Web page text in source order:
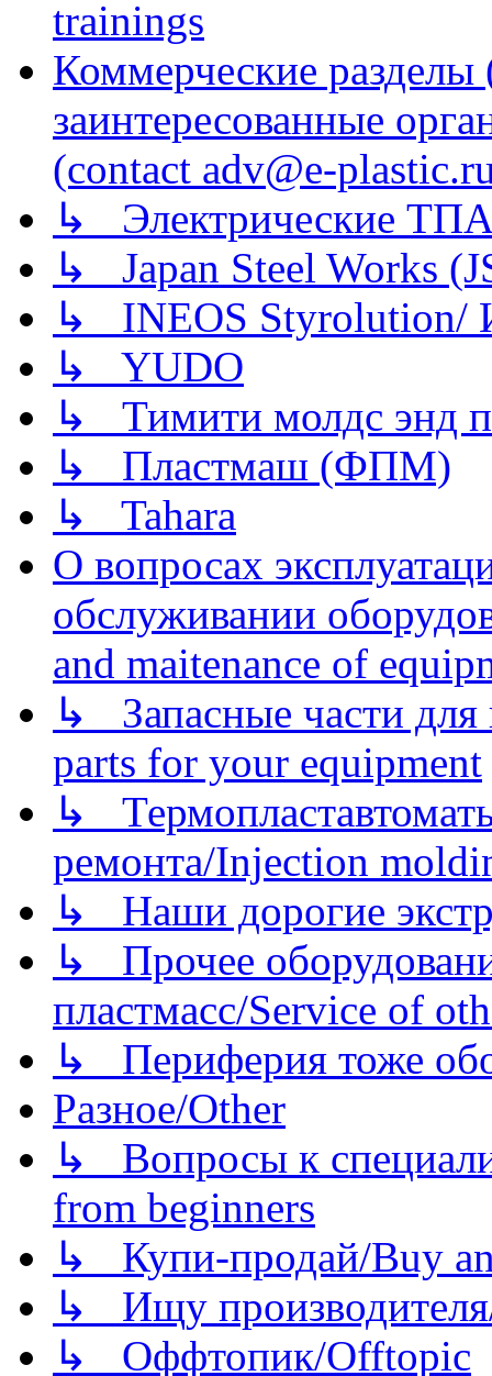
trainings
Коммерческие
заинтересованные
(contact adv@e-
↳ Электрические
↳ Japan Steel Works
↳ INEOS
↳ YUDO
↳ Тимити молдс энд
↳ Пластмаш (ФПМ)
↳ Tahara
О вопросах
обслуживании
and maitenance of
↳ Запасные части для
parts for your equipment
↳
ремонта/Injection
↳ Наши дорогие
↳ Прочее
пластмасс/Service of
↳ Периферия тоже
Разное/Other
↳ Вопросы к
from beginners
↳ Купи-продай/Buy
↳ Ищу
↳ Оффтопик/Offtopic